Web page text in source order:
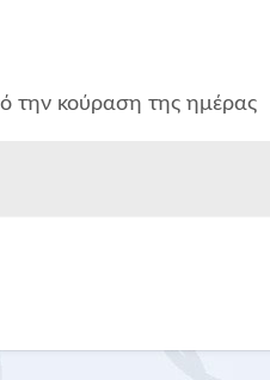
την κούραση της ημέρας